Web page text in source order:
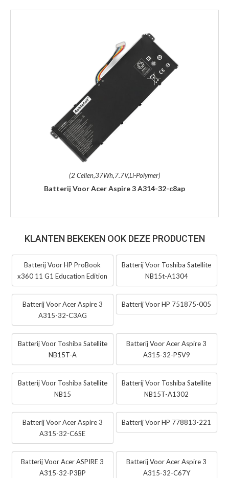
(2 Cellen,37Wh,7.7V,Li-Polymer)
Batterij Voor Acer Aspire 3 A314-32-c8ap
KLANTEN BEKEKEN OOK DEZE PRODUCTEN
Batterij Voor HP ProBook
x360 11 G1 Education Edition
Batterij Voor Toshiba Satellite
NB15t-A1304
Batterij Voor Acer Aspire 3
A315-32-C3AG
Batterij Voor HP 751875-005
Batterij Voor Toshiba Satellite
NB15T-A
Batterij Voor Acer Aspire 3
A315-32-P5V9
Batterij Voor Toshiba Satellite
NB15
Batterij Voor Toshiba Satellite
NB15T-A1302
Batterij Voor Acer Aspire 3
A315-32-C6SE
Batterij Voor HP 778813-221
Batterij Voor Acer ASPIRE 3
A315-32-P3BP
Batterij Voor Acer Aspire 3
A315-32-C67Y